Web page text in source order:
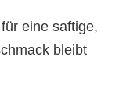
eine saftige,
bleibt